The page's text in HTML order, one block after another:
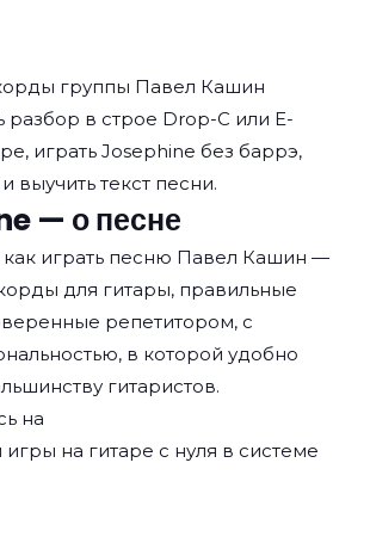
группы Павел Кашин
разбор в строе Drop-C или E-
играть Josephine без баррэ,
выучить текст песни.
— о песне
как играть песню Павел Кашин —
для гитары, правильные
репетитором, с
в которой удобно
гитаристов.
на
на гитаре с нуля в системе